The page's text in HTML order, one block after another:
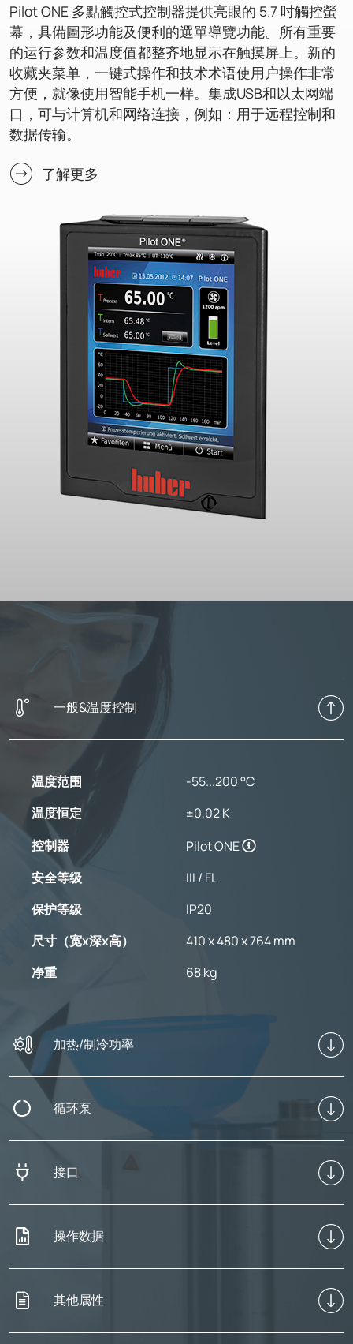
Pilot ONE 多點觸控式控制器提供亮眼的 5.7 吋觸控螢
幕，具備圖形功能及便利的選單導覽功能。所有重要
的运行参数和温度值都整齐地显示在触摸屏上。新的
收藏夹菜单，一键式操作和技术术语使用户操作非常
方便，就像使用智能手机一样。集成USB和以太网端
口，可与计算机和网络连接，例如：用于远程控制和
数据传输。
了解更多
一般&温度控制
温度范围
-55...200 °C
温度恒定
±0,02 K
控制器
Pilot ONE
安全等级
III / FL
保护等级
IP20
尺寸（宽x深x高）
410 x 480 x 764 mm
净重
68 kg
加热/制冷功率
循环泵
接口
操作数据
其他属性